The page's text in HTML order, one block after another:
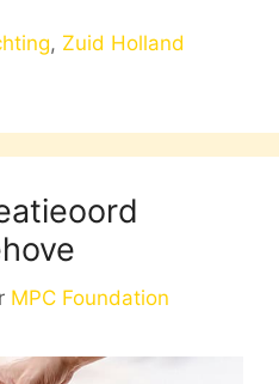
, Zuid Holland
MPC Foundation